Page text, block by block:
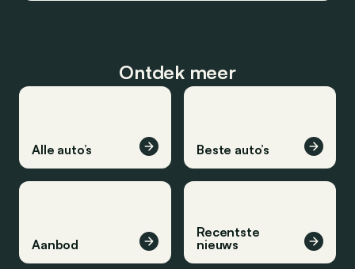
Ontdek meer
Alle auto’s Beste auto’s
Aanbod
Recentste
nieuws